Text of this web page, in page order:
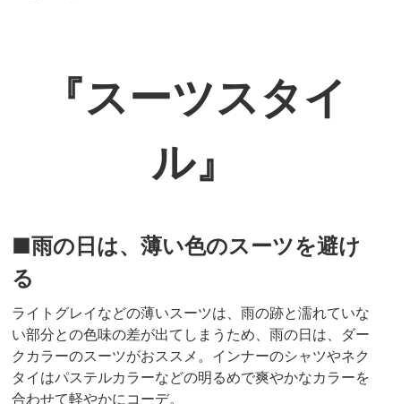
『スーツスタイ
ル』
■雨の日は、薄い色のスーツを避け
る
ライトグレイなどの薄いスーツは、雨の跡と濡れていな
い部分との色味の差が出てしまうため、雨の日は、ダー
クカラーのスーツがおススメ。インナーのシャツやネク
タイはパステルカラーなどの明るめで爽やかなカラーを
合わせて軽やかにコーデ。